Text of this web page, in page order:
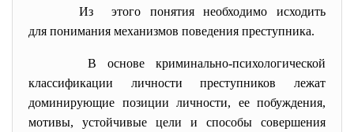
Из этого понятия необходимо исходить
для понимания механизмов поведения преступника.
В основе криминально-психологической
классификации личности преступников лежат
доминирующие позиции личности, ее побуждения,
мотивы, устойчивые цели и способы совершения